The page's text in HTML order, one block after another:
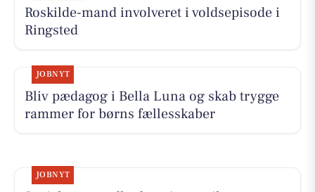
Roskilde-mand involveret i voldsepisode i
Ringsted
JOBNYT
Bliv pædagog i Bella Luna og skab trygge
rammer for børns fællesskaber
JOBNYT